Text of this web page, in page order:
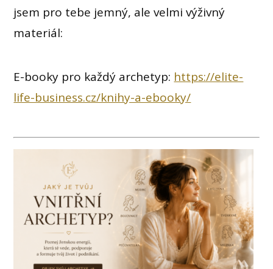
jsem pro tebe jemný, ale velmi výživný
materiál:
E-booky pro každý archetyp: https://elite-
life-business.cz/knihy-a-ebooky/